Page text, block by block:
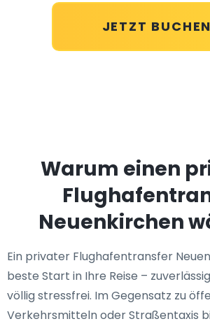
JETZT BUCHEN
Warum einen
Neuenkirchen
Ein privater Flughafentransfer
beste Start in Ihre Reise –
völlig stressfrei. Im Gegensatz zu
Verkehrsmitteln oder Straßentaxis